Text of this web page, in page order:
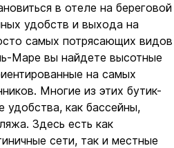
в отеле на береговой
удобств и выхода на
самых потрясающих видов
Маре вы найдете высотные
на самых
Многие из этих бутик-
удобства, как бассейны,
Здесь есть как
сети, так и местные